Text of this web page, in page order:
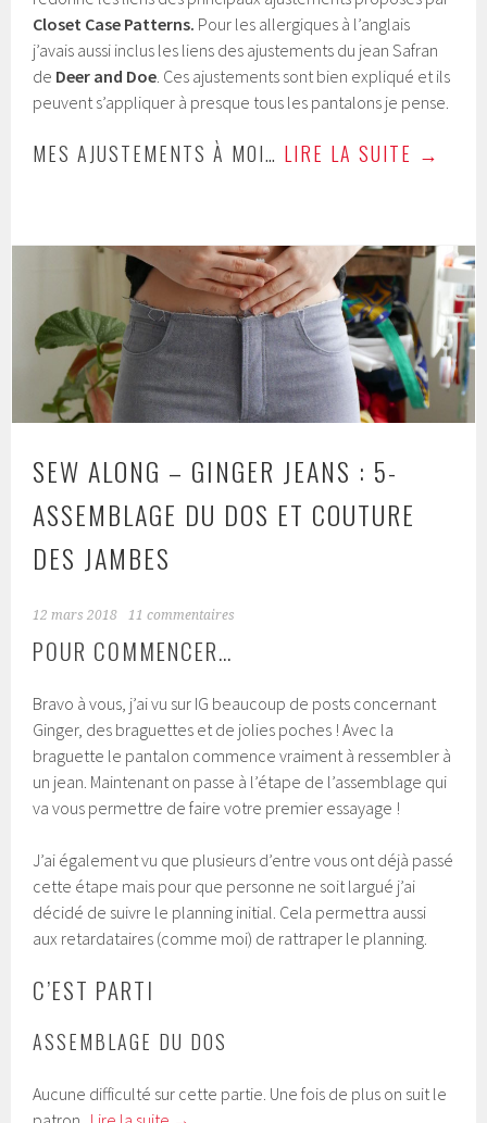
Closet Case Patterns. Pour les allergiques à l’anglais
j’avais aussi inclus les liens des ajustements du jean Safran
de Deer and Doe. Ces ajustements sont bien expliqué et ils
peuvent s’appliquer à presque tous les pantalons je pense.
MES AJUSTEMENTS À MOI… LIRE LA SUITE →
SEW ALONG – GINGER JEANS : 5-
ASSEMBLAGE DU DOS ET COUTURE
DES JAMBES
12 mars 2018 11 commentaires
POUR COMMENCER…
Bravo à vous, j’ai vu sur IG beaucoup de posts concernant
Ginger, des braguettes et de jolies poches ! Avec la
braguette le pantalon commence vraiment à ressembler à
un jean. Maintenant on passe à l’étape de l’assemblage qui
va vous permettre de faire votre premier essayage !
J’ai également vu que plusieurs d’entre vous ont déjà passé
cette étape mais pour que personne ne soit largué j’ai
décidé de suivre le planning initial. Cela permettra aussi
aux retardataires (comme moi) de rattraper le planning.
C’EST PARTI
ASSEMBLAGE DU DOS
Aucune difficulté sur cette partie. Une fois de plus on suit le